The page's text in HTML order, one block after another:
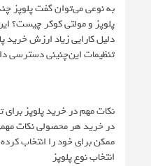
به نوعی می‌توان گفت پلوپز
پلوپز و مولتی کوکر چیست؟
دلیل کارایی زیاد ارزش خرید
تنظیمات این‌چنینی دسترسی
نکات مهم در خرید پلوپز برای
در خرید هر محصولی نکات
ممکن برای خود را انتخاب
انتخاب نوع پلوپز